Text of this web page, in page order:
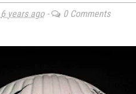
6 years ago- 0 Comments